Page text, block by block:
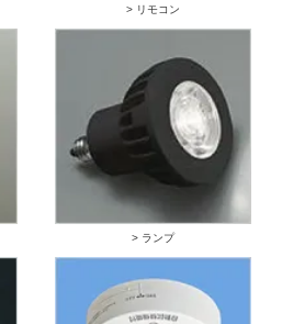
> リモコン
> ランプ